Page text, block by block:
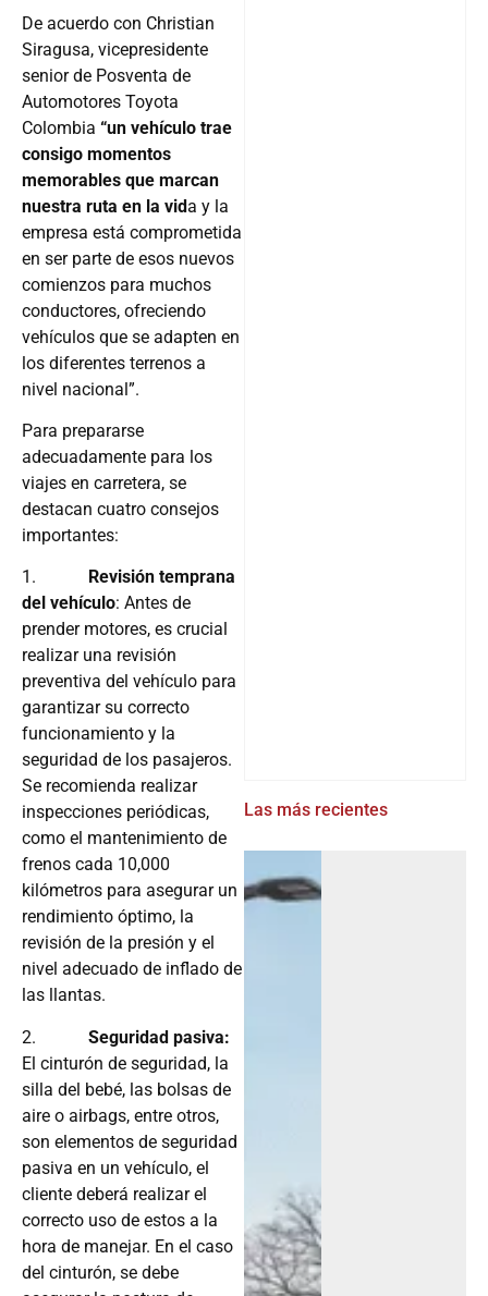
De acuerdo con Christian
Siragusa, vicepresidente
senior de Posventa de
Automotores Toyota
Colombia “un vehículo trae
consigo momentos
memorables que marcan
nuestra ruta en la vida y la
empresa está comprometida
en ser parte de esos nuevos
comienzos para muchos
conductores, ofreciendo
vehículos que se adapten en
los diferentes terrenos a
nivel nacional”.
Para prepararse
adecuadamente para los
viajes en carretera, se
destacan cuatro consejos
importantes:
1.
Revisión temprana
del vehículo: Antes de
prender motores, es crucial
realizar una revisión
preventiva del vehículo para
garantizar su correcto
funcionamiento y la
seguridad de los pasajeros.
Se recomienda realizar
inspecciones periódicas,
como el mantenimiento de
frenos cada 10,000
kilómetros para asegurar un
rendimiento óptimo, la
revisión de la presión y el
nivel adecuado de inflado de
las llantas.
2. Seguridad pasiva:
El cinturón de seguridad, la
silla del bebé, las bolsas de
aire o airbags, entre otros,
son elementos de seguridad
pasiva en un vehículo, el
cliente deberá realizar el
correcto uso de estos a la
hora de manejar. En el caso
del cinturón, se debe
Las más recientes